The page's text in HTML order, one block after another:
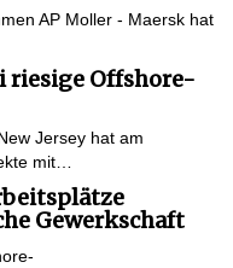
AP Moller - Maersk hat
riesige Offshore-
Jersey hat am
mit…
Gewerkschaft